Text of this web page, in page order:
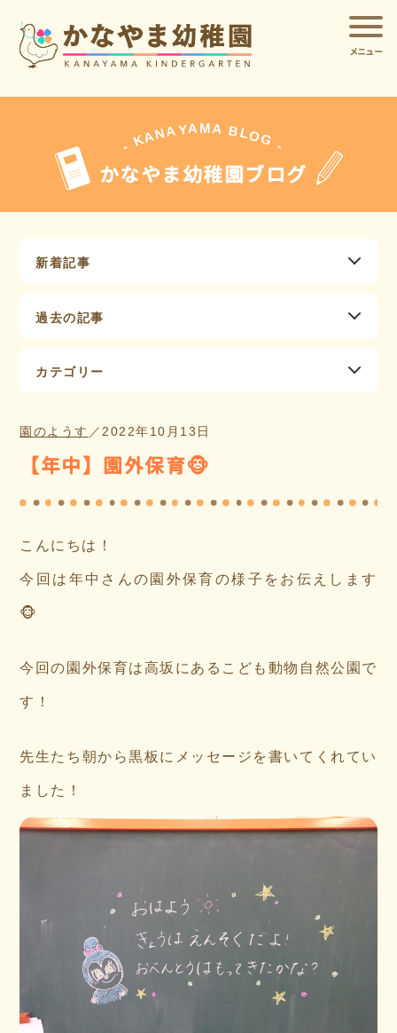
メニュー
- KANAYA MA BLOG -
かなやま幼稚園ブログ
新着記事
過去の記事
カテゴリー
園のようす ／ 2022年10月13日
【年中】園外保育🐵
こんにちは！
今回は年中さんの園外保育の様子をお伝えします
🐵
今回の園外保育は高坂にあるこども動物自然公園で
す！
先生たち朝から黒板にメッセージを書いてくれてい
ました！